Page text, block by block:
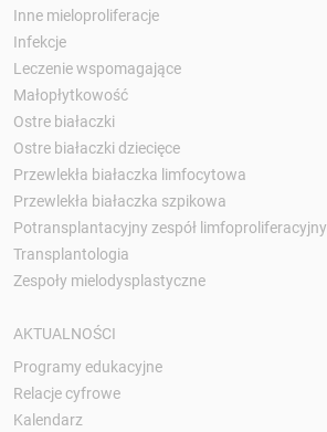
Inne mieloproliferacje
Infekcje
Leczenie wspomagające
Małopłytkowość
Ostre białaczki
Ostre białaczki dziecięce
Przewlekła białaczka limfocytowa
Przewlekła białaczka szpikowa
Potransplantacyjny zespół limfoproliferacyjny
Transplantologia
Zespoły mielodysplastyczne
AKTUALNOŚCI
Programy edukacyjne
Relacje cyfrowe
Kalendarz